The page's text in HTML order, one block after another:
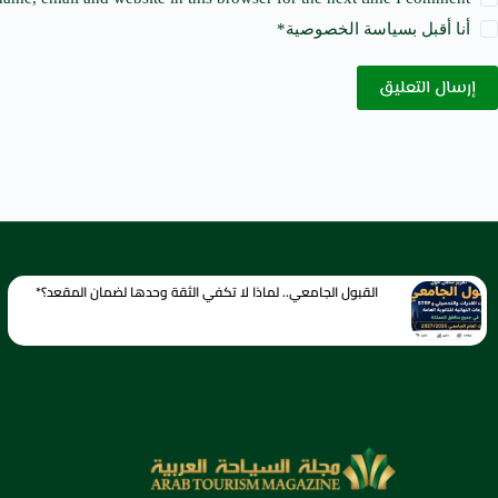
أنا أقبل بسياسة الخصوصية*
إرسال التعليق
القبول الجامعي.. لماذا لا تكفي الثقة وحدها لضمان المقعد؟*